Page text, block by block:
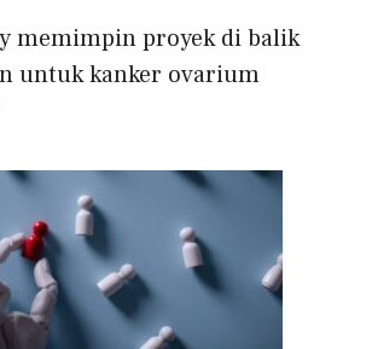
memimpin proyek di balik
untuk kanker ovarium